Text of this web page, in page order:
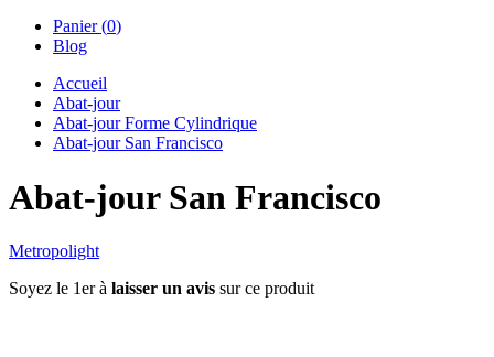
Panier (0)
Blog
Accueil
Abat-jour
Abat-jour Forme Cylindrique
Abat-jour San Francisco
Abat-jour San Francisco
Metropolight
Soyez le 1er à laisser un avis sur ce produit